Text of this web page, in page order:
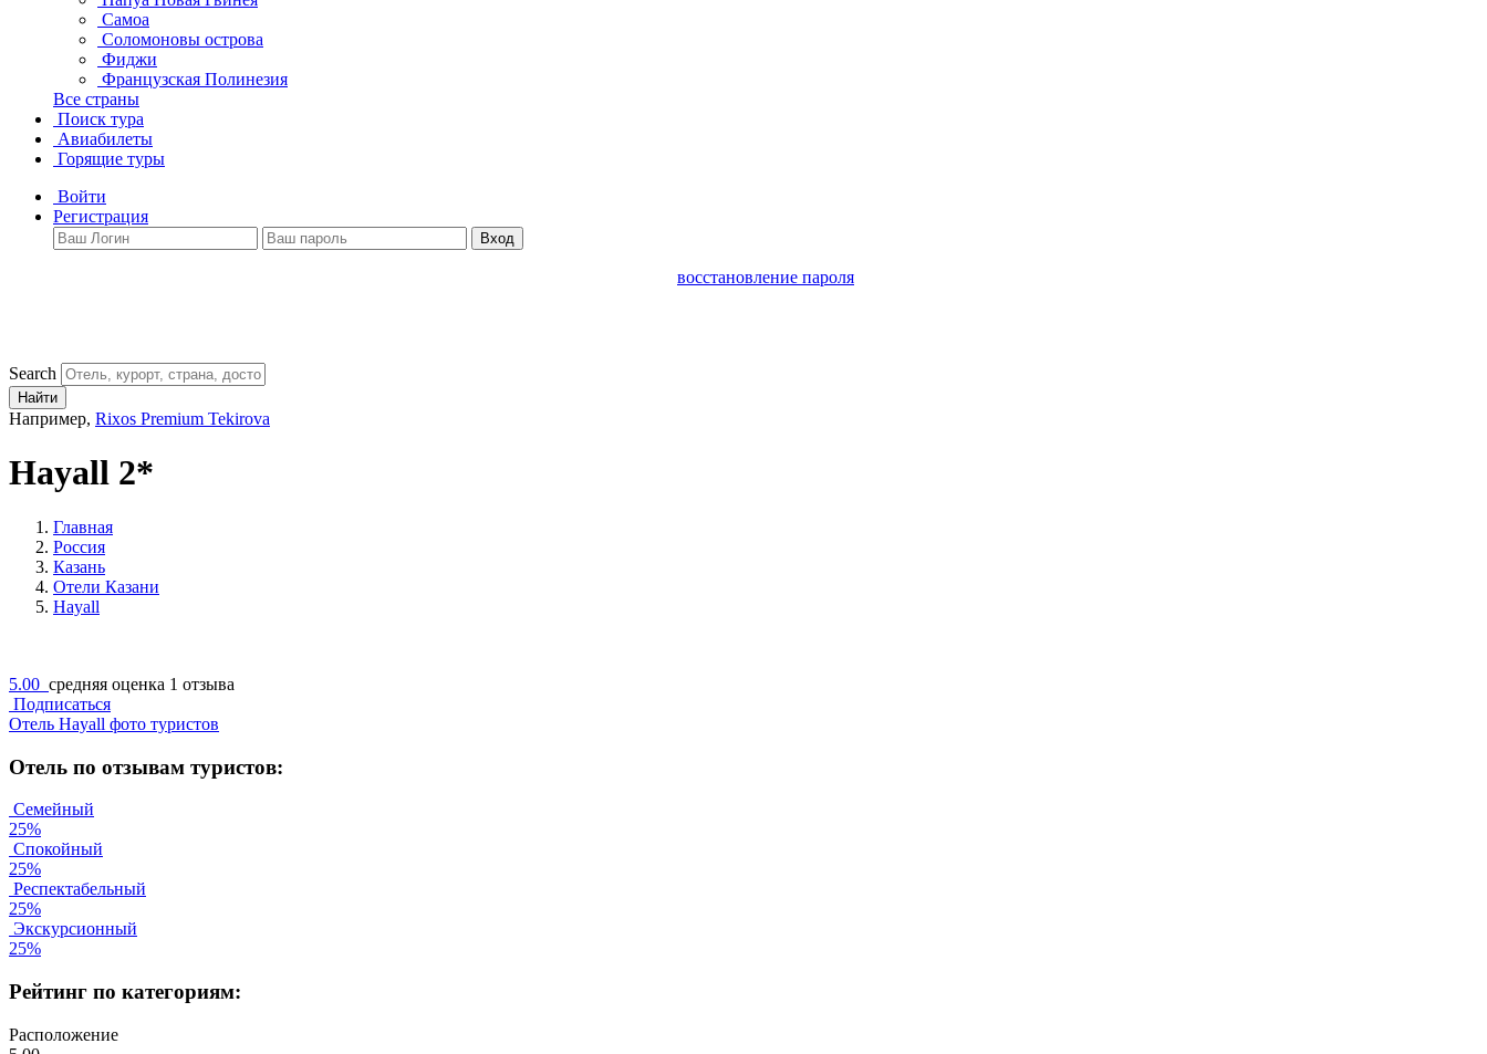
Самоа
Соломоновы острова
Фиджи
Французская Полинезия
Все страны
Поиск тура
Авиабилеты
Горящие туры
Войти
Регистрация
Вход
восстановление пароля
Search
Найти
Например, Rixos Premium Tekirova
Hayall 2*
Главная
Россия
Казань
Отели Казани
Hayall
5.00 средняя оценка 1 отзыва
Подписаться
Отель Hayall фото туристов
Отель по отзывам туристов:
Семейный
25%
Спокойный
25%
Респектабельный
25%
Экскурсионный
25%
Рейтинг по категориям:
Расположение